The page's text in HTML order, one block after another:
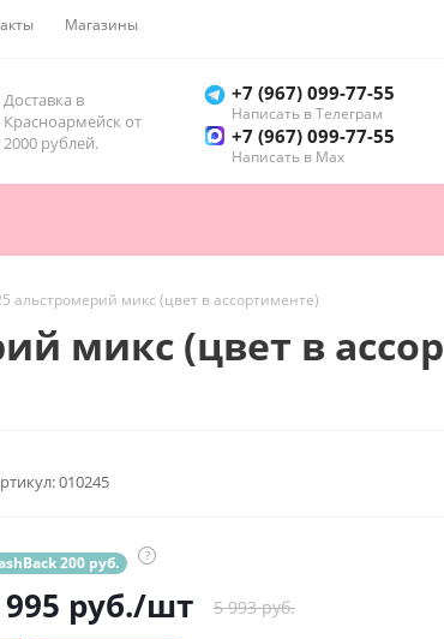
Магазины
Доставка в
Красноармейск от
2000 рублей.
+7 (967) 099-77-55
Написать в Телеграм
+7 (967) 099-77-55
Написать в Мах
альстромерий микс (цвет в ассортименте)
микс (цвет в
010245
200 руб. ?
руб./шт 5 993 руб.